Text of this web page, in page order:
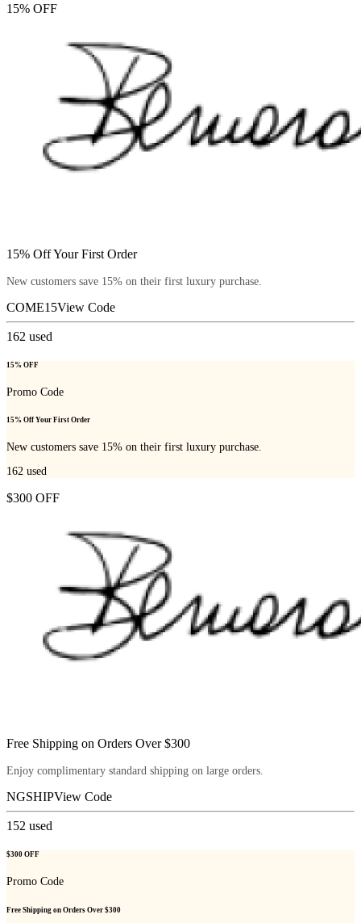
15% OFF
15% Off Your First Order
New customers save 15% on their first luxury purchase.
COME15View Code
162 used
15% OFF
Promo Code
15% Off Your First Order
New customers save 15% on their first luxury purchase.
162 used
$300 OFF
Free Shipping on Orders Over $300
Enjoy complimentary standard shipping on large orders.
NGSHIPView Code
152 used
$300 OFF
Promo Code
Free Shipping on Orders Over $300